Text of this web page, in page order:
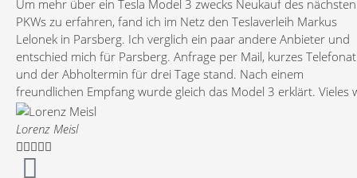
ausgedehnte Probefahrt bei Ihm melden... falls ich mich bis
nicht schon entschieden habe.
Um mehr über ein Tesla Model 3 zwecks Neukauf des nächsten
PKWs zu erfahren, fand ich im Netz den Teslaverleih Markus
Lelonek in Parsberg. Ich verglich ein paar andere Anbieter und
entschied mich für Parsberg. Anfrage per Mail, kurzes Telefonat
und der Abholtermin für drei Tage stand. Nach einem
freundlichen Empfang wurde gleich das Model 3 erklärt. Vieles
mir bereits durch ausführliches Schauen über YouTube bekannt.
Schriftliche und monetäre Angelegenheiten wurden von Markus
unkompliziert im Büro abgewickelt mit weiteren Erklärungen (z.B.
zusätzliche Ladekabel, Supercharger, Laden zu Hause, Keycard,
Lorenz Meisl
